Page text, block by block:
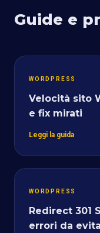
Guide e
WORDPRESS
Velocità sito
e fix mirati
Leggi la guida
WORDPRESS
Redirect 301
errori da